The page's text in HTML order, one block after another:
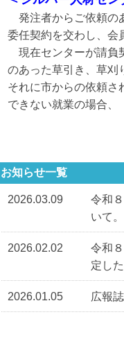
発注者からご依頼の
委任契約を交わし、会
現在センターが請負
のあった草引き、草刈
それに市からの依頼さ
できない就業の場合、
お知らせ一覧
2026.03.09
令和
いて。
2026.02.02
令和
定し
2026.01.05 広報